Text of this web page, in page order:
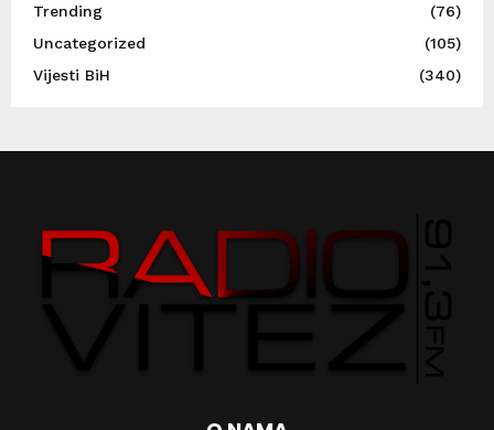
Trending
(76)
Uncategorized
(105)
Vijesti BiH
(340)